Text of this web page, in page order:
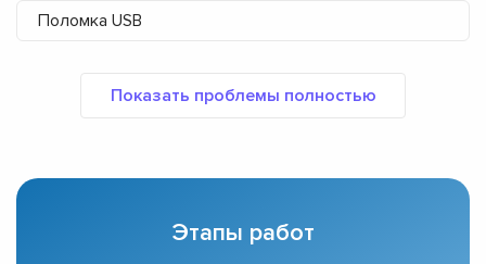
Поломка USB
Этапы работ